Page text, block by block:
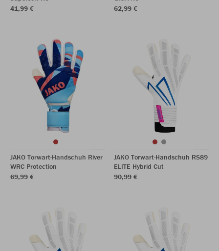
41,99 €
62,99 €
JAKO Torwart-Handschuh River
WRC Protection
69,99 €
JAKO Torwart-Handschuh RS89
ELITE Hybrid Cut
90,99 €